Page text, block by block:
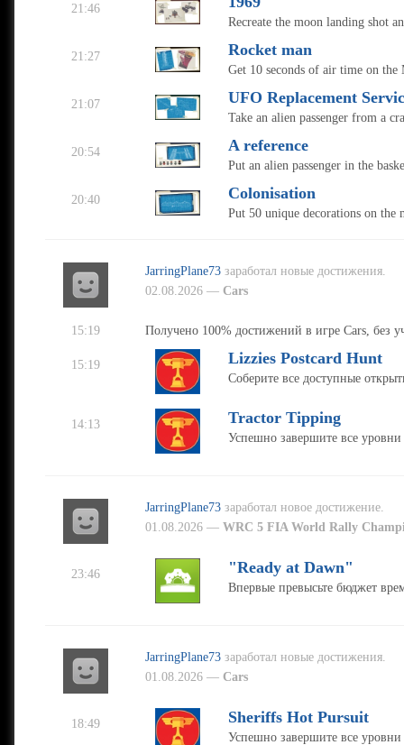
21:46
Recreate the moon landing shot
21:27 Rocket man
Get 10 seconds of air time on the
21:07 UFO Replacement
Take an alien passenger from a
20:54 A reference
Put an alien passenger in the
20:40 Colonisation
Put 50 unique decorations on the
JarringPlane73 заработал новые достижения.
02.08.2026 —Cars
15:19 Получено 100% достижений в игре Cars, без
15:19 Lizzies Postcard Hunt
Соберите все доступные
14:13 Tractor Tipping
Успешно завершите все
JarringPlane73 заработал новое достижение.
01.08.2026 —WRC 5 FIA World Rally
23:46 "Ready at Dawn"
Впервые превысьте бюджет
JarringPlane73 заработал новые достижения.
01.08.2026 —Cars
18:49 Sheriffs Hot Pursuit
Успешно завершите все